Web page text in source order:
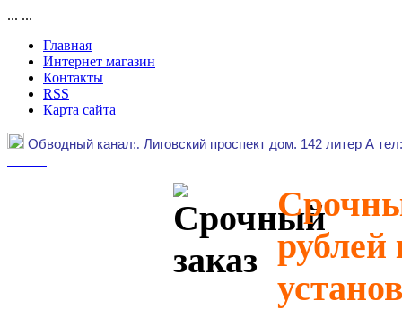
... ...
Главная
Интернет магазин
Контакты
RSS
Карта сайта
Обводный канал:. Лиговский проспект дом. 142 литер А
рублей